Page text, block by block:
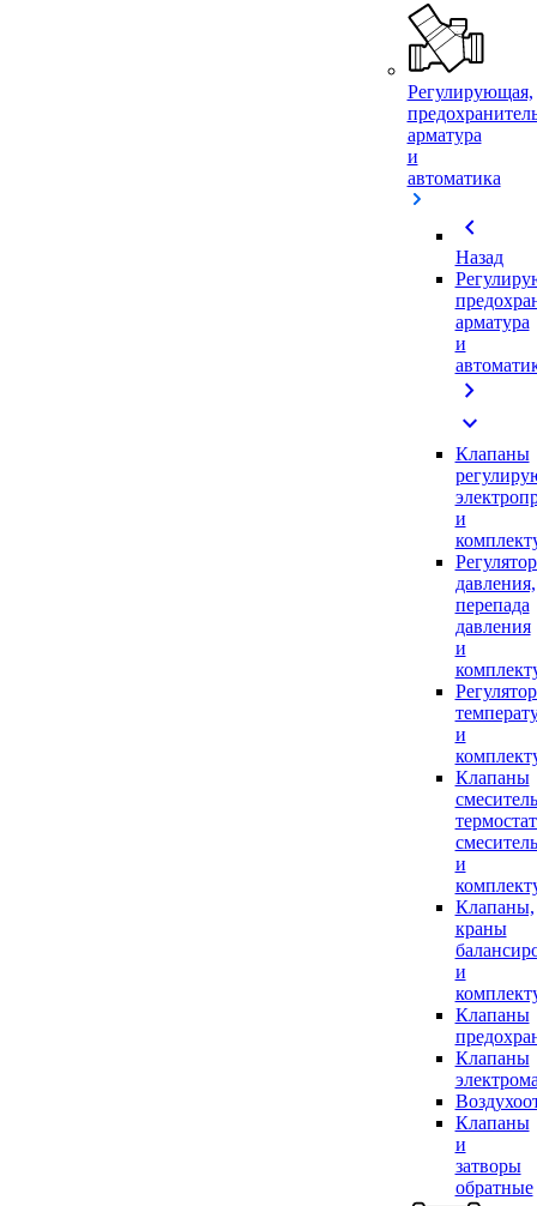
Регулирующая,
арматура
и
автоматика
chevron_left
Назад
арматура
и
chevron_right
expand_more
Клапаны
и
давления,
перепада
давления
и
и
Клапаны
и
Клапаны,
краны
и
Клапаны
Клапаны
Клапаны
и
затворы
обратные